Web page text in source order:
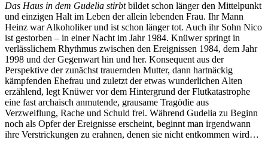
Das Haus in dem Gudelia stirbtbildet schon länger den Mittelpunkt
und einzigen Halt im Leben der allein lebenden Frau. Ihr Mann
Heinz war Alkoholiker und ist schon länger tot. Auch ihr Sohn Nico
ist gestorben – in einer Nacht im Jahr 1984. Knüwer springt in
verlässlichem Rhythmus zwischen den Ereignissen 1984, dem Jahr
1998 und der Gegenwart hin und her. Konsequent aus der
Perspektive der zunächst trauernden Mutter, dann hartnäckig
kämpfenden Ehefrau und zuletzt der etwas wunderlichen Alten
erzählend, legt Knüwer vor dem Hintergrund der Flutkatastrophe
eine fast archaisch anmutende, grausame Tragödie aus
Verzweiflung, Rache und Schuld frei. Während Gudelia zu Beginn
noch als Opfer der Ereignisse erscheint, beginnt man irgendwann
ihre Verstrickungen zu erahnen, denen sie nicht entkommen wird…